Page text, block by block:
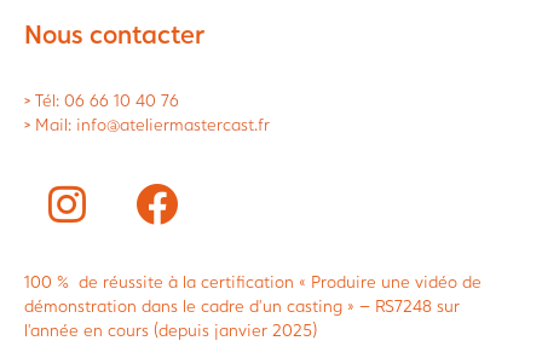
Nous contacter
> Tél: 06 66 10 40 76
> Mail: info@ateliermastercast.fr
100 % de réussite à la certification « Produire une vidéo de
démonstration dans le cadre d’un casting » – RS7248 sur
l’année en cours (depuis janvier 2025)